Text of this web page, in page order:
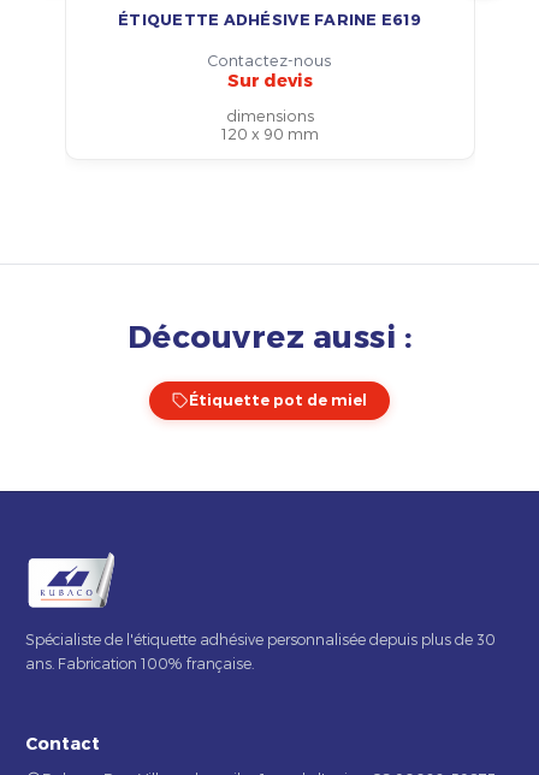
ÉTIQUETTE ADHÉSIVE FARINE E619
Contactez-nous
Sur devis
dimensions
120 x 90 mm
Découvrez aussi :
Étiquette pot de miel
Spécialiste de l'étiquette adhésive personnalisée depuis plus de 30
ans. Fabrication 100% française.
Contact